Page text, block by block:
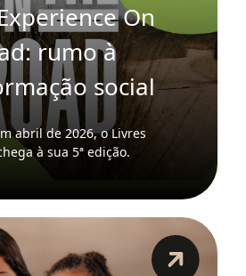
On
rumo à
social
abril de 2026, o Livres
à sua 5ª edição.